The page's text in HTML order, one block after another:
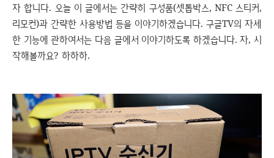
자 합니다. 오늘 이 글에서는 간략히 구성품(셋톱박스, NFC 스티커,
리모컨)과 간략한 사용방법 등을 이야기하겠습니다. 구글TV의 자세
한 기능에 관하여서는 다음 글에서 이야기하도록 하겠습니다. 자, 시
작해볼까요? 하하하.